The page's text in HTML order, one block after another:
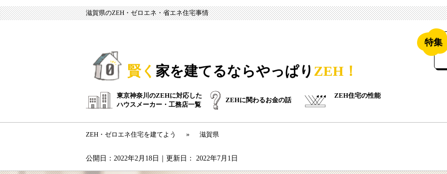
滋賀県のZEH・ゼロエネ・省エネ住宅事情
賢く 家を建てるならやっぱり ZEH！
特集
東京神奈川のZEHに対応した
ハウスメーカー・工務店一覧
ZEHに関わるお金の話
ZEH住宅の性能
ZEH・ゼロエネ住宅を建てよう » 滋賀県
公開日： 2022年2月18日 ｜更新日： 2022年7月1日